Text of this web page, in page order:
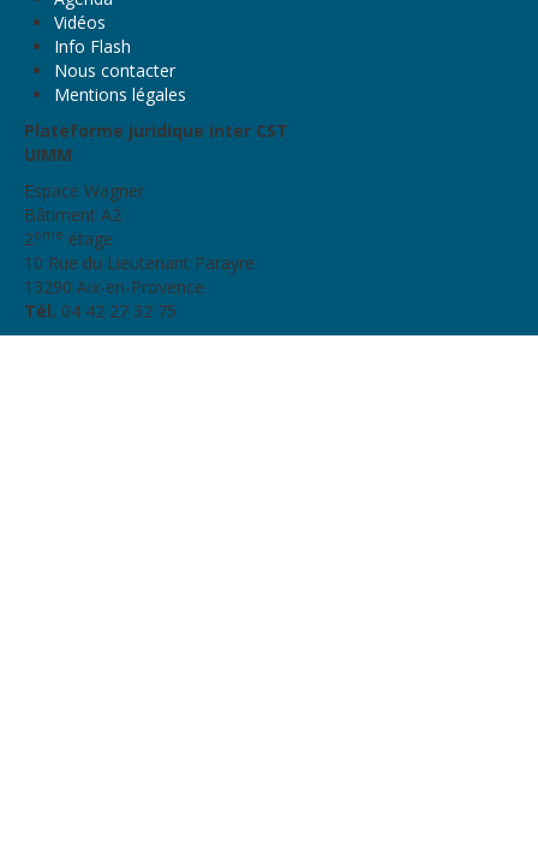
Vidéos
Info Flash
Nous contacter
Mentions légales
Plateforme juridique inter CST
UIMM
Espace Wagner
Bâtiment A2
2ème étage
10 Rue du Lieutenant Parayre
13290 Aix-en-Provence
Tél. 04 42 27 32 75